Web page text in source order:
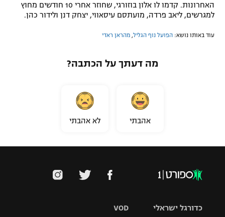
האחרונות. קדמו לו אלון בוזורגי, שחוזר אחרי 10 חודשים מחוץ
למגרשים, ליאב פרדה, מועתסם עיסאווי, יצחק דנן ולידור כהן.
עוד באותו נושא: הפועל נוף הגליל מהראן ראדי
מה דעתך על הכתבה?
אהבתי לא אהבתי
VOD כדורגל ישראלי